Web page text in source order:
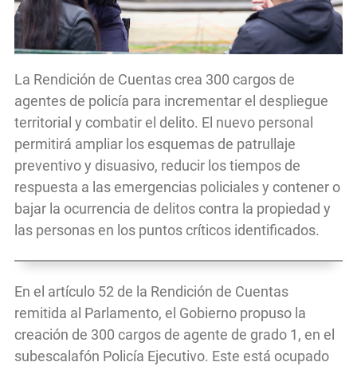
La Rendición de Cuentas crea 300 cargos de
agentes de policía para incrementar el despliegue
territorial y combatir el delito. El nuevo personal
permitirá ampliar los esquemas de patrullaje
preventivo y disuasivo, reducir los tiempos de
respuesta a las emergencias policiales y contener o
bajar la ocurrencia de delitos contra la propiedad y
las personas en los puntos críticos identificados.
En el artículo 52 de la Rendición de Cuentas
remitida al Parlamento, el Gobierno propuso la
creación de 300 cargos de agente de grado 1, en el
subescalafón Policía Ejecutivo. Este está ocupado